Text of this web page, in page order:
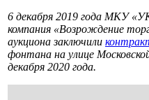
6 декабря 2019 года МКУ
компания «Возрождение
аукциона заключили
фонтана на улице
декабря 2020 года.